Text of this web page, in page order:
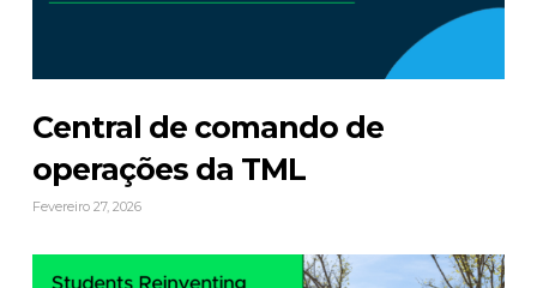
Central de comando de
operações da TML
Fevereiro 27, 2026